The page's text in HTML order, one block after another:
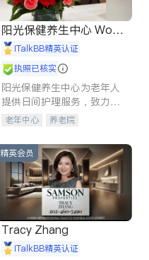
阳光保健养生中心 World
shine
iTalkBB精英认证
执照已核实
阳光保健养生中心为老年人
提供日间护理服务，致力于
通过持续的护理创新来有效
老年中心 养老院
精英会员
Tracy Zhang
iTalkBB精英认证